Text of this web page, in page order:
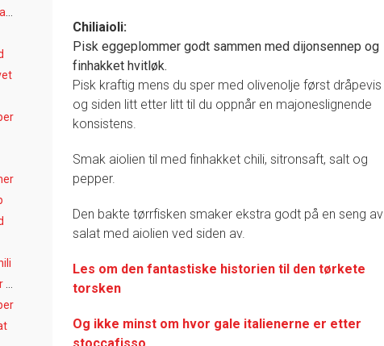
Chiliaioli:
Pisk eggeplommer godt sammen med dijonsennep og
finhakket hvitløk.
Pisk kraftig mens du sper med olivenolje først dråpevis
og siden litt etter litt til du oppnår en majoneslignende
konsistens.
Smak aiolien til med finhakket chili, sitronsaft, salt og
pepper.
Den bakte tørrfisken smaker ekstra godt på en seng av
salat med aiolien ved siden av.
Les om den fantastiske historien til den tørkete
torsken
Og ikke minst om hvor gale italienerne er etter
stoccafisso